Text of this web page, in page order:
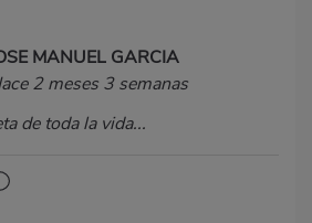
MANUEL GARCIA
2 meses 3 semanas
de toda la vida...